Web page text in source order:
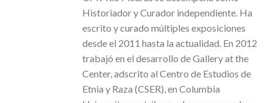
Historiador y Curador independiente. Ha
escrito y curado múltiples exposiciones
desde el 2011 hasta la actualidad. En 2012
trabajó en el desarrollo de Gallery at the
Center, adscrito al Centro de Estudios de
Etnia y Raza (CSER), en Columbia